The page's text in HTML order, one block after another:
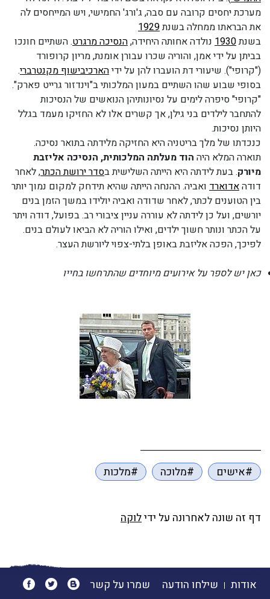
מערכת יחסים קרובה עם סבה, ג'ורג' החמישי, ויש המייחסים לה
את הבראתו ממחלה בשנת1929
בשנת1930 נולדה אחותה היחידה,הנסיכה מרגרט. השתיים חונכו
בביתן על ידי אמן, והוריה שכרו עבורן אומנת, מריון קרופורד
("קרופי"). שיעורי דת הועברו להן על ידיהארכיבישוף מקנטרברי.
בסופי שבוע שהו השתיים במעון המלכותי ב"וינדזור גרייט פארק".
"קרופי" סיפרה לימים על נסיונותיהן הנואשים של הנסיכות
להתחבר לילדים בני גילן, אך קשרים אלו לא החזיקו מעמד בגלל
היותן נסיכות.
כנכדתו של מלך בריטניה היא החזיקה מלידתה בתואר נסיכה.
תוארה המלא היה הוד מעלתה המלכותית, הנסיכה אליזבת
מיורק. בעת לידתה היא הייתה השלישית בסדר ירושת הכתר, לאחר
דודהאדוארד ואביה. ההנחה הייתה שהיא תידחק למקום נמוך יותר
בין הטוענים לכתר, לאחר שדודה ואביה יולידו במשך הזמן בנים
יורשים, ועל כן לידתה לא עוררה עניין ציבורי רב. בפועל, דודה ויתר
על הכתר ונותר חשוך ילדים, ואילו הוריה לא הביאו לעולם בנים.
לפיכך, הפכה אליזבת באופן בלתי-צפוי ליורשת העצר.
כאן יש לספר על אירועים מיוחדים שהתרחשו בחייו
#אישים #מלוכה #מלכות
דף זה שונה לאחרונה על ידילוקה
אודות שילחו הודעה שמרו על קשר